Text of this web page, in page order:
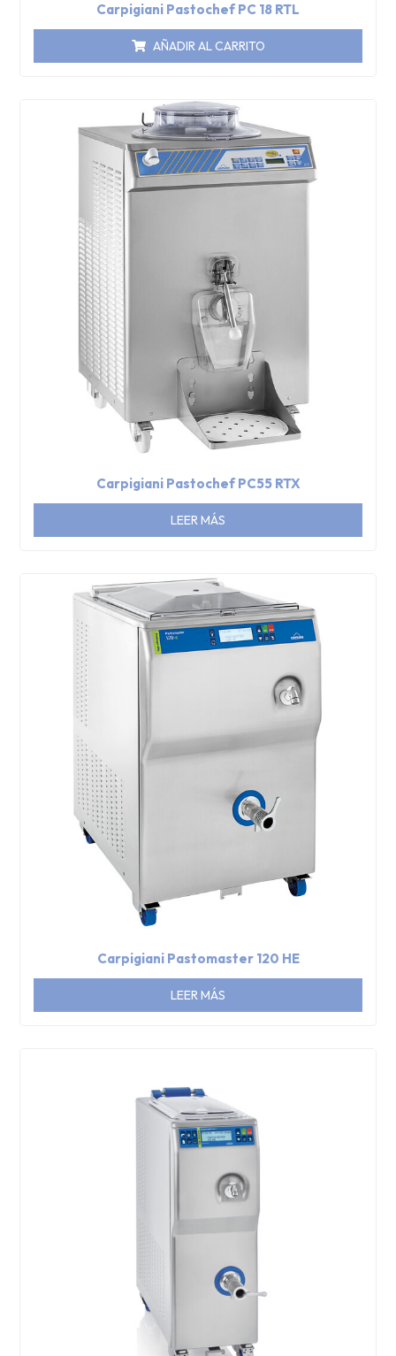
Carpigiani Pastochef PC 18 RTL
AÑADIR AL CARRITO
Carpigiani Pastochef PC55 RTX
LEER MÁS
Carpigiani Pastomaster 120 HE
LEER MÁS